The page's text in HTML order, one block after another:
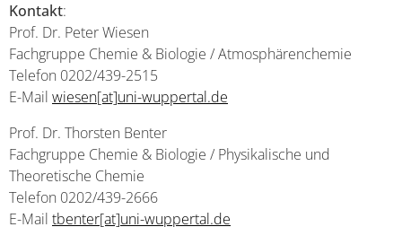
Kontakt:
Prof. Dr. Peter Wiesen
Fachgruppe Chemie & Biologie / Atmosphärenchemie
Telefon 0202/439-2515
E-Mail wiesen[at]uni-wuppertal.de
Prof. Dr. Thorsten Benter
Fachgruppe Chemie & Biologie / Physikalische und
Theoretische Chemie
Telefon 0202/439-2666
E-Mail tbenter[at]uni-wuppertal.de